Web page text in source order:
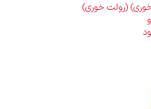
(رولت خوری)